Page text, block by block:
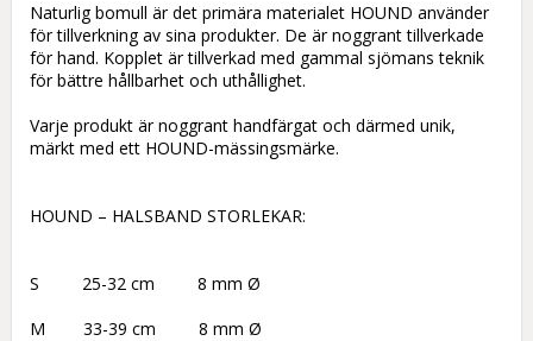
Naturlig bomull är det primära materialet HOUND använder
för tillverkning av sina produkter. De är noggrant tillverkade
för hand. Kopplet är tillverkad med gammal sjömans teknik
för bättre hållbarhet och uthållighet.
Varje produkt är noggrant handfärgat och därmed unik,
märkt med ett HOUND-mässingsmärke.
HOUND – HALSBAND STORLEKAR:
S         25-32 cm         8 mm Ø
M        33-39 cm         8 mm Ø